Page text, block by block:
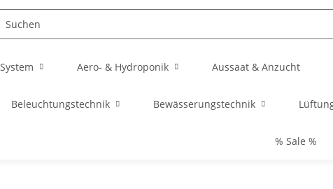
Aero- & Hydroponik Aussaat & Anzucht
Beleuchtungstechnik Bewässerungstechnik
% Sale %